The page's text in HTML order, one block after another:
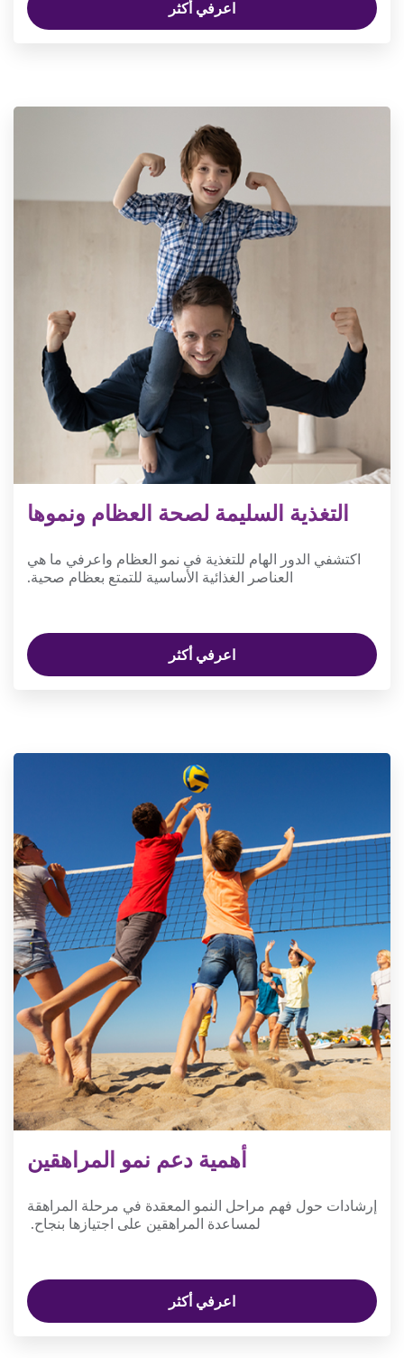
اعرفي أكثر
التغذية السليمة لصحة العظام ونموها
اكتشفي الدور الهام للتغذية في نمو العظام واعرفي ما هي
العناصر الغذائية الأساسية للتمتع بعظام صحية.
اعرفي أكثر
أهمية دعم نمو المراهقين
إرشادات حول فهم مراحل النمو المعقدة في مرحلة المراهقة
لمساعدة المراهقين على اجتيازها بنجاح.
اعرفي أكثر